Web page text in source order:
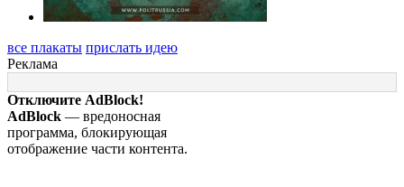
все плакаты прислать идею
Реклама
Отключите AdBlock!
AdBlock — вредоносная
программа, блокирующая
отображение части контента.